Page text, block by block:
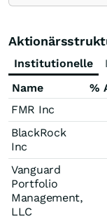
Institutionelle
Name
%
FMR Inc
BlackRock
Inc
Vanguard
Portfolio
Management,
LLC